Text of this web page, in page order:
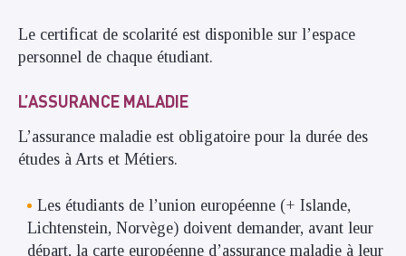
Le certificat de scolarité est disponible sur l’espace
personnel de chaque étudiant.
L’ASSURANCE MALADIE
L’assurance maladie est obligatoire pour la durée des
études à Arts et Métiers.
Les étudiants de l’union européenne (+ Islande,
Lichtenstein, Norvège) doivent demander, avant leur
départ, la carte européenne d’assurance maladie à leur